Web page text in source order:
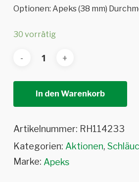
Optionen: Apeks (38 mm)
30 vorrätig
In den Warenkorb
Artikelnummer: RH114233
Kategorien: Aktionen,
Marke: Apeks